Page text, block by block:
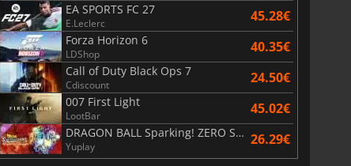
EA SPORTS FC 27
E.Leclerc 45.28€
Forza Horizon 6
LDShop 40.35€
Call of Duty Black Ops 7
Cdiscount 24.50€
007 First Light
LootBar 45.02€
DRAGON BALL Sparking! ZERO Super Limit Breaking NEO
Yuplay 26.29€